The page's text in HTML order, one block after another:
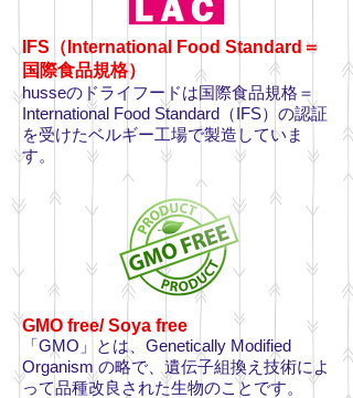
IFS（International Food Standard＝
国際食品規格）
husseのドライフードは国際食品規格＝
International Food Standard（IFS）の認証
を受けたベルギー工場で製造していま
す。
GMO free/ Soya free
「GMO」とは、Genetically Modified
Organism の略で、遺伝子組換え技術によ
って品種改良された生物のことです。